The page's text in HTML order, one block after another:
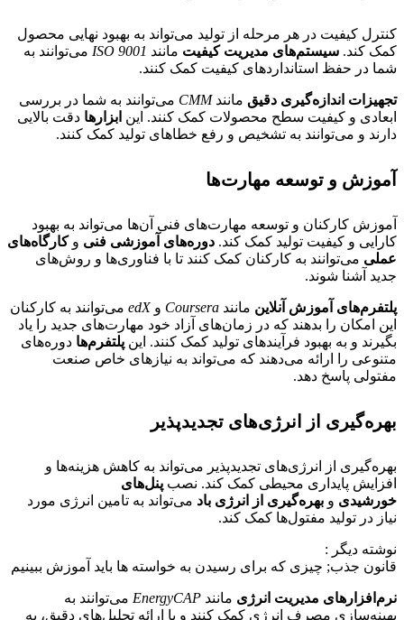
کنترل کیفیت در هر مرحله از تولید می‌تواند به بهبود نهایی محصول
کمک کند. سیستم‌های مدیریت کیفیت مانند ISO 9001 می‌توانند به
شما در حفظ استانداردهای کیفیت کمک کنند.
تجهیزات اندازه‌گیری دقیق مانندCMM می‌توانند به شما در بررسی
ابعادی و کیفیت سطح محصولات کمک کنند. این ابزارها دقت بالایی
دارند و می‌توانند به تشخیص و رفع خطاهای تولید کمک کنند.
آموزش و توسعه مهارت‌ها
آموزش کارکنان و توسعه مهارت‌های فنی آن‌ها می‌تواند به بهبود
کارایی و کیفیت تولید کمک کند. دوره‌های آموزشی فنی وکارگاه‌های
عملی می‌توانند به کارکنان کمک کنند تا با فناوری‌ها و روش‌های
جدید آشنا شوند.
پلتفرم‌های آموزش آنلاین مانند Coursera وedX می‌توانند به کارکنان
این امکان را بدهند که در زمان‌های آزاد خود مهارت‌های جدید را یاد
بگیرند و به بهبود فرآیندهای تولید کمک کنند. این پلتفرم‌ها دوره‌های
متنوعی را ارائه می‌دهند که می‌تواند به نیازهای خاص صنعت
مفتولی پاسخ دهد.
بهره‌گیری از انرژی‌های تجدیدپذیر
بهره‌گیری از انرژی‌های تجدیدپذیر می‌تواند به کاهش هزینه‌ها و
افزایش پایداری محیطی کمک کند. نصب پنل‌های
خورشیدی و بهره‌گیری از انرژی باد می‌تواند به تامین انرژی مورد
نیاز در تولید مفتول‌ها کمک کند.
نوشته دیگر :
قانون جذب; چیزی که برای رسیدن به خواسته ها باید آموزش ببینیم
نرم‌افزارهای مدیریت انرژی مانند EnergyCAP می‌توانند به
بهینه‌سازی مصرف انرژی کمک کنند و با ارائه تحلیل‌های دقیق، به